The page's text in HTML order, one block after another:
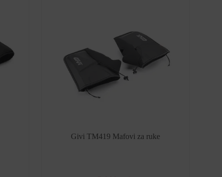
Givi TM419 Mafovi za ruke